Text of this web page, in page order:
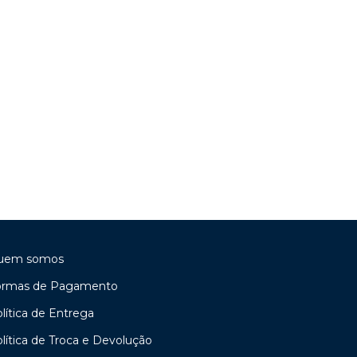
somos
de Pagamento
de Entrega
de Troca e Devolução